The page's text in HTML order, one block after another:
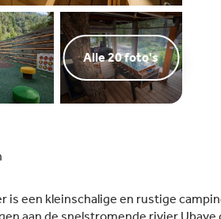
Alle 20 foto's
is een kleinschalige en rustige
aan de snelstromende rivier Ubaye